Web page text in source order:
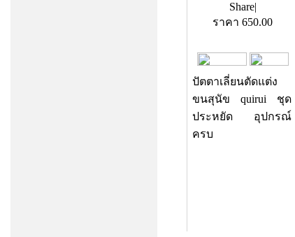
Share|
ราคา 650.00
ปัตตาเลี่ยนตัดแต่ง
ขนสุนัข quirui ชุด
ประหยัด อุปกรณ์
ครบ